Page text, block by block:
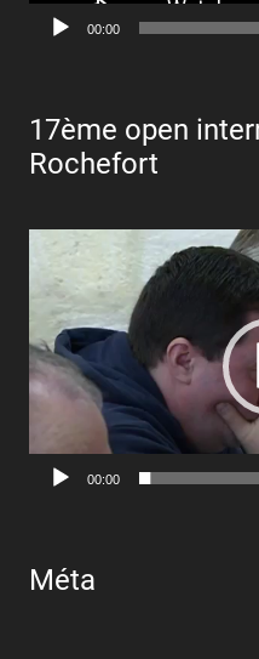
00:00
17ème open
Rochefort
Lecteur
00:00
Méta